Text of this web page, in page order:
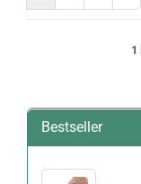
1
Bestseller